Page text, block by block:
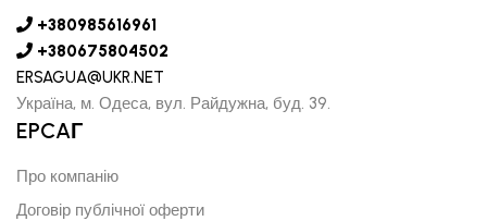
+380985616961
+380675804502
ERSAGUA@UKR.NET
Україна, м. Одеса, вул. Райдужна, буд. 39.
EPCAГ
Про компанію
Договір публічної оферти